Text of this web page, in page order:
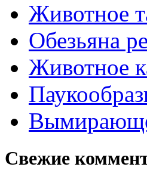
Животное
Обезьяна
Животное
Свежие